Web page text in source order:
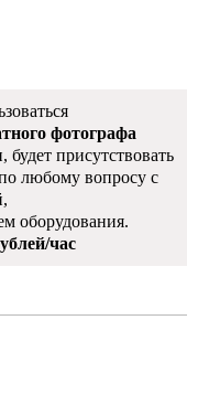
фотографа
присутствовать
любому вопросу с
оборудования.
час